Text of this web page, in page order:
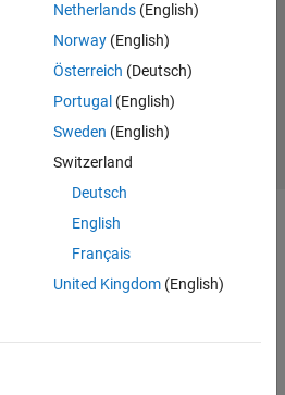
Netherlands(English)
Norway(English)
Österreich (Deutsch)
Portugal (English)
Sweden (English)
Switzerland
Deutsch
English
Français
United Kingdom(English)
Contacts locaux
Inc.